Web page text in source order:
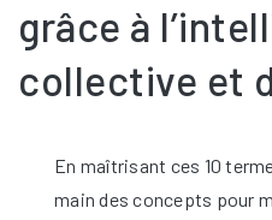
grâce à
collective et
En maîtrisant ces 10
main des concepts pour